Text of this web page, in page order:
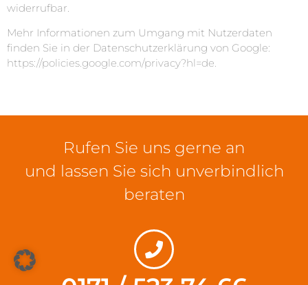
widerrufbar.
Mehr Informationen zum Umgang mit Nutzerdaten
finden Sie in der Datenschutzerklärung von Google:
https://policies.google.com/privacy?hl=de.
Rufen Sie uns gerne an
und lassen Sie sich unverbindlich
beraten